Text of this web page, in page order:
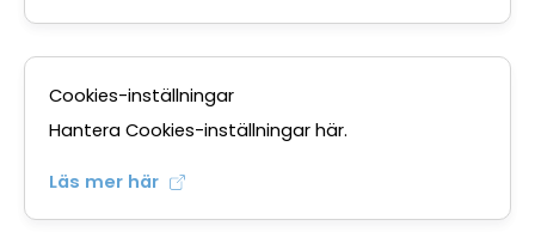
Cookies-inställningar
Hantera Cookies-inställningar här.
Läs mer här